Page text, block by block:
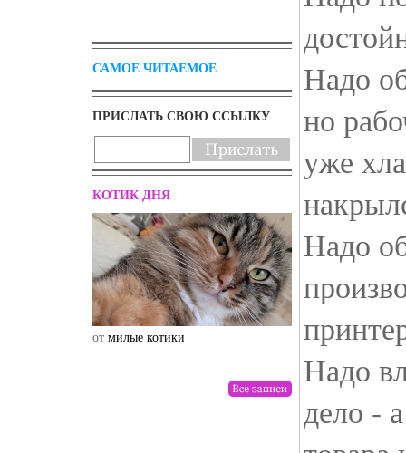
САМОЕ ЧИТАЕМОЕ
ПРИСЛАТЬ СВОЮ ССЫЛКУ
КОТИК ДНЯ
от милые котики от drunktwi
Надо
но
уже
Надо
Надо
дело -